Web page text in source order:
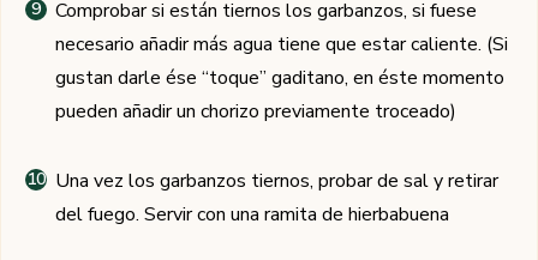
Comprobar si están tiernos los garbanzos, si fuese
necesario añadir más agua tiene que estar caliente. (Si
gustan darle ése “toque” gaditano, en éste momento
pueden añadir un chorizo previamente troceado)
Una vez los garbanzos tiernos, probar de sal y retirar
del fuego. Servir con una ramita de hierbabuena